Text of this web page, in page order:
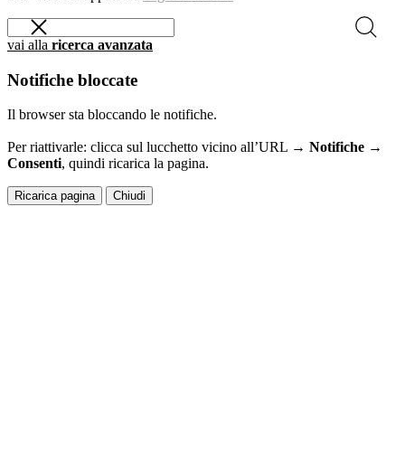
vai alla ricerca avanzata
Notifiche bloccate
Il browser sta bloccando le notifiche.
Per riattivarle: clicca sul lucchetto vicino all’URL → Notifiche →
Consenti, quindi ricarica la pagina.
Ricarica pagina Chiudi